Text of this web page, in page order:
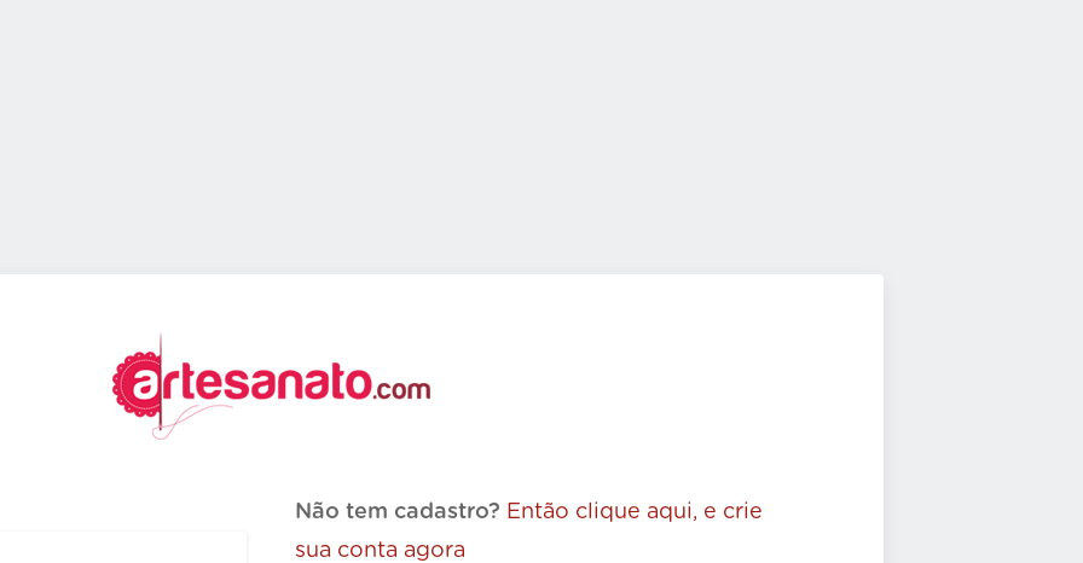
Não tem cadastro? Então clique aqui, e crie
sua conta agora